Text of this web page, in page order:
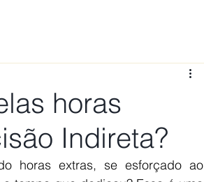
horas
Indireta?
horas extras, se esforçado ao